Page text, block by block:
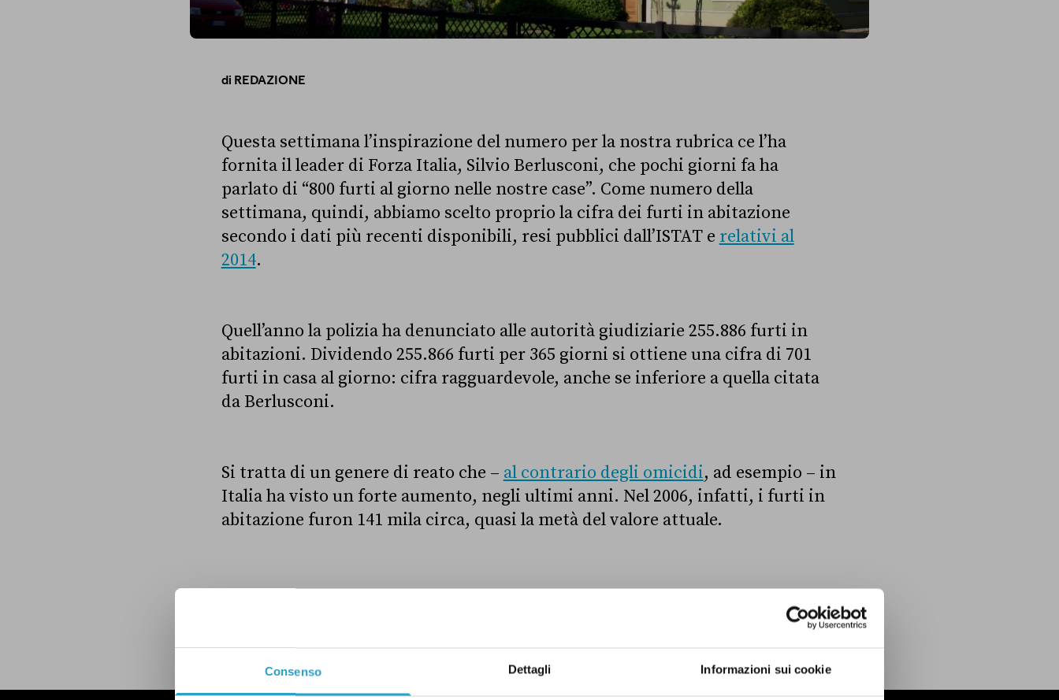
Consenso Dettagli Informazioni sui cookie
di REDAZIONE
Questa settimana l’inspirazione del numero per la nostra rubrica ce l’ha
fornita il leader di Forza Italia, Silvio Berlusconi, che pochi giorni fa ha
parlato di “800 furti al giorno nelle nostre case”. Come numero della
settimana, quindi, abbiamo scelto proprio la cifra dei furti in abitazione
secondo i dati più recenti disponibili, resi pubblici dall’ISTAT e relativi al
2014.
Quell’anno la polizia ha denunciato alle autorità giudiziarie 255.886 furti in
abitazioni. Dividendo 255.866 furti per 365 giorni si ottiene una cifra di 701
furti in casa al giorno: cifra ragguardevole, anche se inferiore a quella citata
da Berlusconi.
Si tratta di un genere di reato che – al contrario degli omicidi, ad esempio – in
Italia ha visto un forte aumento, negli ultimi anni. Nel 2006, infatti, i furti in
abitazione furon 141 mila circa, quasi la metà del valore attuale.